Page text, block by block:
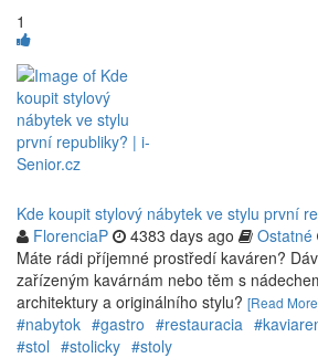
1
Kde koupit stylový nábytek ve stylu první
FlorenciaP
4383 days ago Ostatné
Máte rádi příjemné prostředí kaváren?
zařízeným kavárnám nebo těm s
architektury a originálního stylu? [Read
#nabytok #gastro #restauracia
#stol #stolicky #stoly